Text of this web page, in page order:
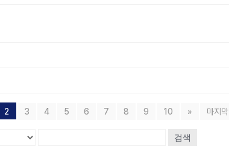
2 3 4 5 6 7 8 9 10 » 마지막
검색